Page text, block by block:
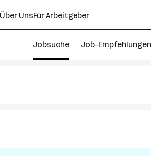
Über UnsFür Arbeitgeber
Jobsuche Job-Empfehlungen